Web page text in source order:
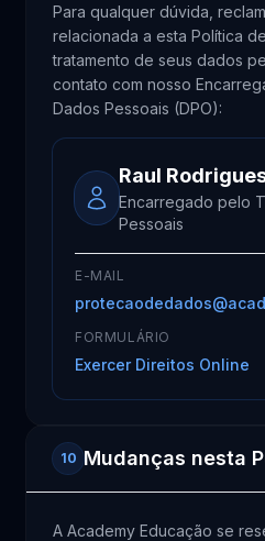
Para qualquer dúvida,
relacionada a esta Política
tratamento de seus dados
contato com nosso
Dados Pessoais (DPO):
Raul
Encarregado pelo
Pessoais
E-MAIL
FORMULÁRIO
Exercer Direitos Online
10 Mudanças nesta
A Academy Educação se